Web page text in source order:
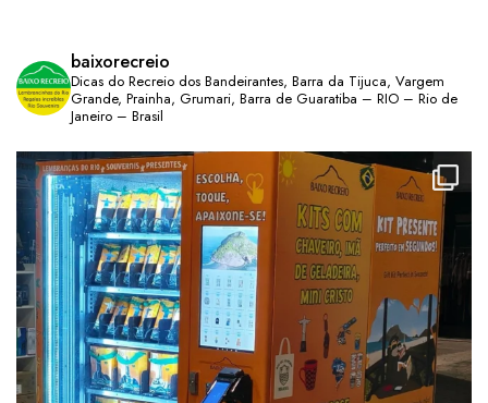
baixorecreio
Dicas do Recreio dos Bandeirantes, Barra da Tijuca, Vargem
Grande, Prainha, Grumari, Barra de Guaratiba – RIO – Rio de
Janeiro – Brasil